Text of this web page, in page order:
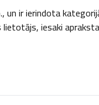
un ir ierindota
iesaki